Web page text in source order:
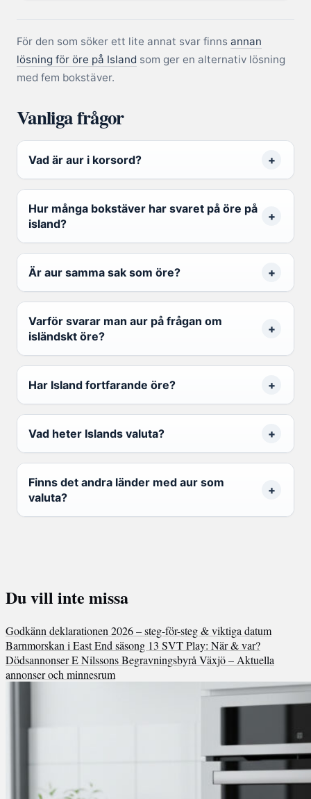
För den som söker ett lite annat svar finns annan
lösning för öre på Island som ger en alternativ lösning
med fem bokstäver.
Vanliga frågor
Vad är aur i korsord?
Hur många bokstäver har svaret på öre på
island?
Är aur samma sak som öre?
Varför svarar man aur på frågan om
isländskt öre?
Har Island fortfarande öre?
Vad heter Islands valuta?
Finns det andra länder med aur som
valuta?
Du vill inte missa
Godkänn deklarationen 2026 – steg-för-steg & viktiga datum
Barnmorskan i East End säsong 13 SVT Play: När & var?
Dödsannonser E Nilssons Begravningsbyrå Växjö – Aktuella
annonser och minnesrum